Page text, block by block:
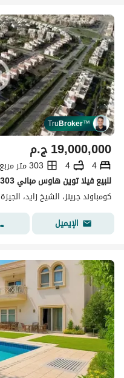
TruBroker™
ج.م19,000,000
4
4
303 متر مربع
كومباوند جرينز، الشيخ زايد، الجيزة
الإيميل